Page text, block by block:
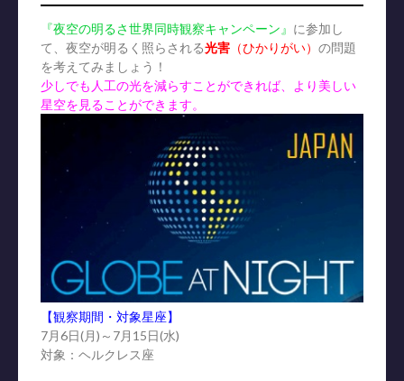
『夜空の明るさ世界同時観察キャンペーン』 に参加し
て、夜空が明るく照らされる光害 （ひかりがい） の問題
を考えてみましょう！
少しでも人工の光を減らすことができれば、より美しい
星空を見ることができます。
【観察期間・対象星座】
7月6日(月)～7月15日(水)
対象：ヘルクレス座